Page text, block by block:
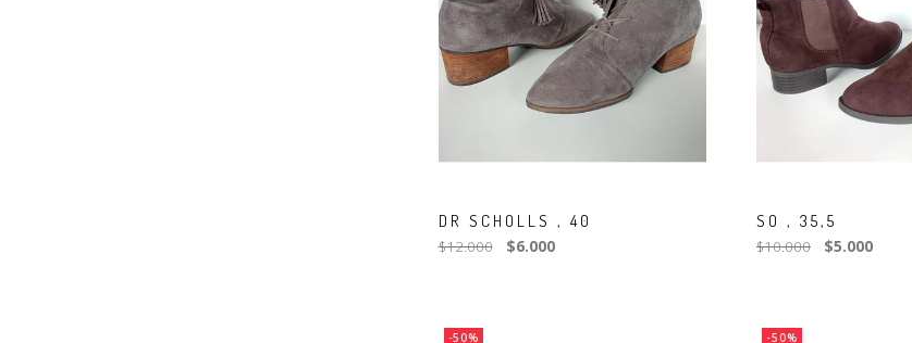
DR SCHOLLS , 40
$12.000 $6.000
SO , 35,5
$10.000 $5.000
-50% -50%